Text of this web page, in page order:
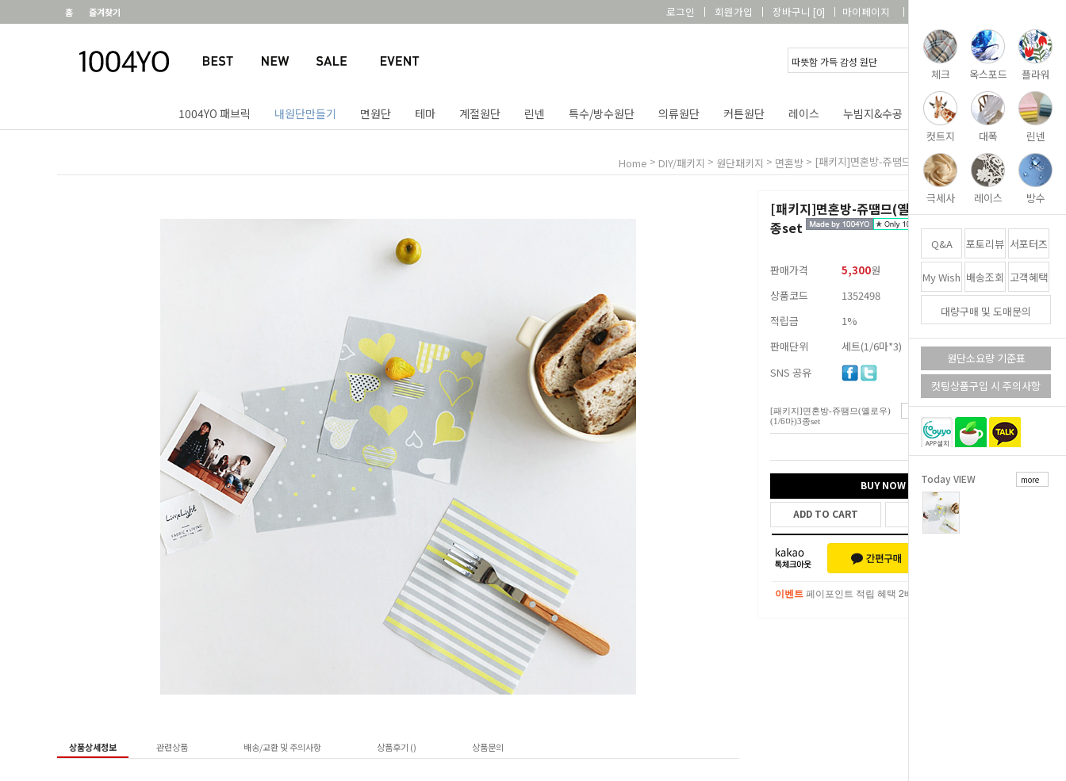
체크 옥스포드 플라워
컷트지 대폭 린넨
극세사 레이스 방수
Q&A 포토리뷰 서포터즈
My Wish 배송조회 고객혜택
대량구매 및 도매문의
원단소요량 기준표
컷팅상품구입 시 주의사항
Today VIEW more
홈 즐겨찾기 로그인 회원가입 장바구니 [0] 마이페이지
1004YO 패브릭 내원단만들기 면원단 테마 계절원단 린넨 특수/방수원단 의류원단 커튼원단 레이스 누빔지&수공 DIY&패키지 부자재
Home > DIY/패키지 > 원단패키지 > 면혼방 > [패키지]면혼방-쥬땜므(옐로우)(1/6마)3종set
[패키지]면혼방-쥬땜므(옐로우)(1/6마)3
종set
판매가격 5,300원
상품코드
1352498
적립금
1%
판매단위
세트(1/6마*3)
SNS 공유
[패키지]면혼방-쥬땜므(옐로우)
(1/6마)3종set
총 상품 금액 5,300 원
BUY NOW
ADD TO CART WISH LIST
이벤트 페이포인트 적립 혜택 2배 UP!
상품상세정보 관련상품 배송/교환 및 주의사항 상품후기 () 상품문의